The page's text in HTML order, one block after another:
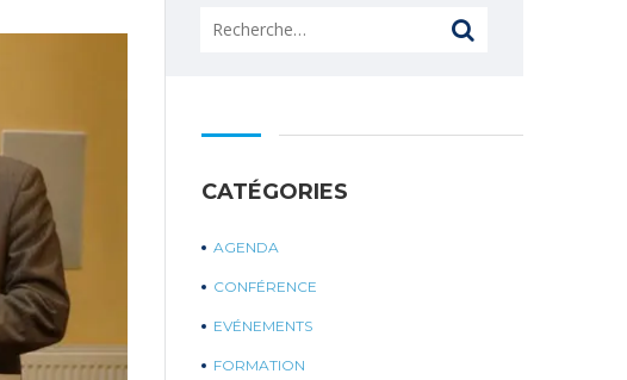
Rechercher :
CATÉGORIES
AGENDA
CONFÉRENCE
EVÉNEMENTS
FORMATION